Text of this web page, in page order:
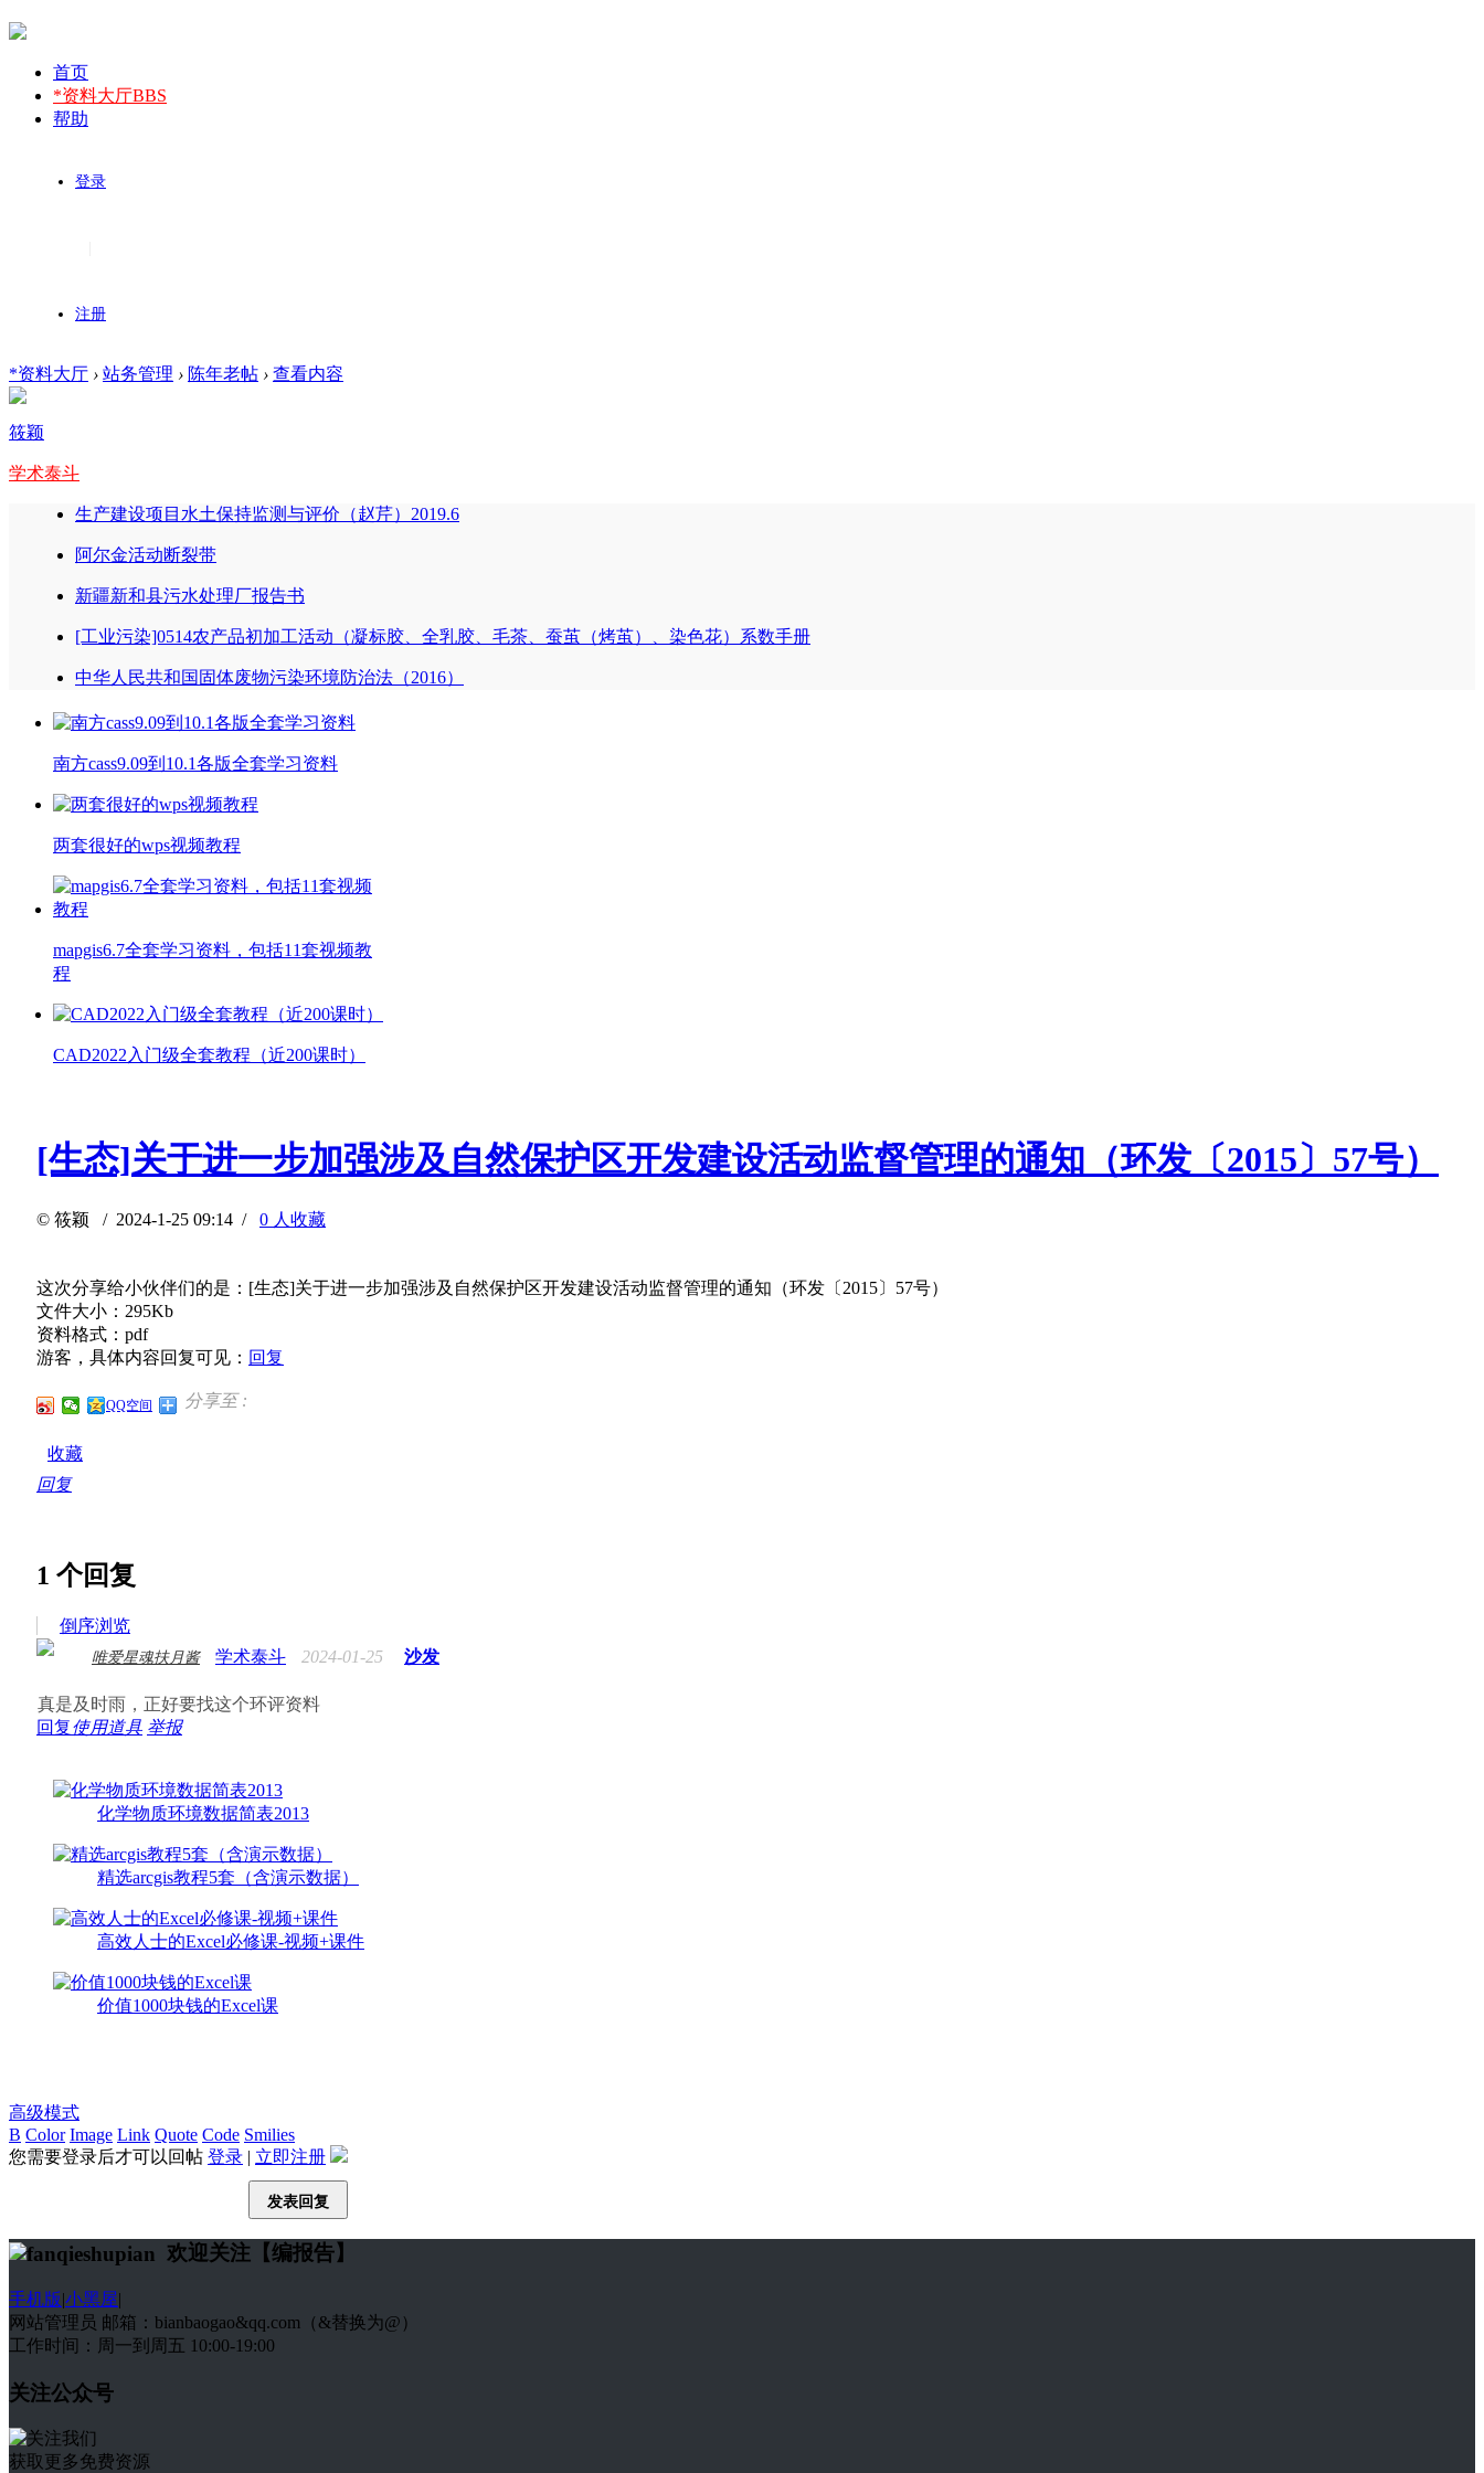
首页
*资料大厅BBS
帮助
登录
注册
*资料大厅 › 站务管理 › 陈年老帖 › 查看内容
筱颖
学术泰斗
生产建设项目水土保持监测与评价（赵芹）2019.6
阿尔金活动断裂带
新疆新和县污水处理厂报告书
[工业污染]0514农产品初加工活动（凝标胶、全乳胶、毛茶、蚕茧（烤茧）、染色花）系数手册
中华人民共和国固体废物污染环境防治法（2016）
南方cass9.09到10.1各版全套学习资料
两套很好的wps视频教程
mapgis6.7全套学习资料，包括11套视频教
程
CAD2022入门级全套教程（近200课时）
[生态]关于进一步加强涉及自然保护区开发建设活动监督管理的通知（环发〔2015〕57号）
© 筱颖 / 2024-1-25 09:14 / 0 人收藏
这次分享给小伙伴们的是：[生态]关于进一步加强涉及自然保护区开发建设活动监督管理的通知（环发〔2015〕57号）
文件大小：295Kb
资料格式：pdf
游客，具体内容回复可见： 回复
分享至 :
QQ空间
收藏
回复
1 个回复
倒序浏览
唯爱星魂扶月酱 学术泰斗 2024-01-25 沙发
真是及时雨，正好要找这个环评资料
回复使用道具 举报
化学物质环境数据简表2013
精选arcgis教程5套（含演示数据）
高效人士的Excel必修课-视频+课件
价值1000块钱的Excel课
高级模式
B Color Image Link Quote Code Smilies
您需要登录后才可以回帖 登录 | 立即注册
发表回复
欢迎关注【编报告】
手机版|小黑屋|
网站管理员 邮箱：bianbaogao&qq.com（&替换为@）
工作时间：周一到周五 10:00-19:00
关注公众号
获取更多免费资源